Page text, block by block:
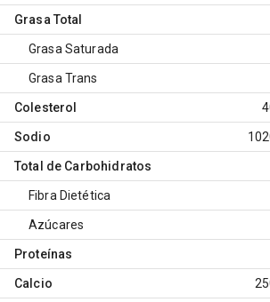
Grasa Total
Grasa Saturada
Grasa Trans
Colesterol
Sodio
Total de Carbohidratos
Fibra Dietética
Azúcares
Proteínas
Calcio